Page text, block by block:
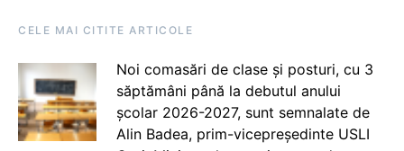
CELE MAI CITITE ARTICOLE
Noi comasări de clase și posturi, cu 3
săptămâni până la debutul anului
școlar 2026-2027, sunt semnalate de
Alin Badea, prim-vicepreședinte USLI